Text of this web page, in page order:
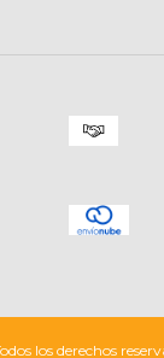
los derechos